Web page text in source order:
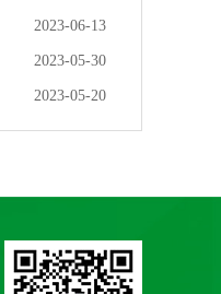
2023-06-13
2023-05-30
2023-05-20